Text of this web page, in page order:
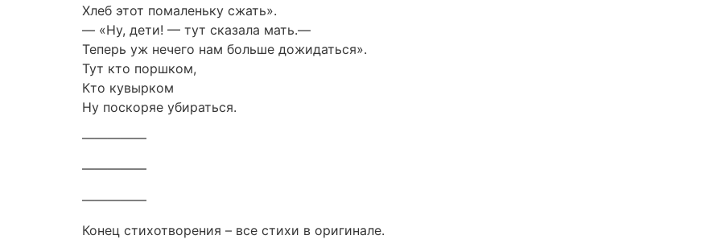
Хлеб этот помаленьку сжать».
— «Ну, дети! — тут сказала мать.—
Теперь уж нечего нам больше дожидаться».
Тут кто поршком,
Кто кувырком
Ну поскоряе убираться.
—————
—————
—————
Конец стихотворения – все стихи в оригинале.